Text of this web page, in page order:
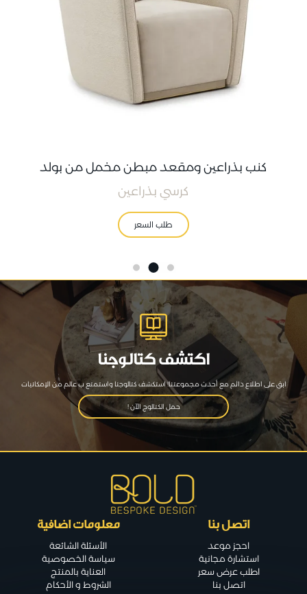
كنب بذراعين ومقعد مبطن مخمل من بولد
كرسي بذراعين
طلب السعر
اكتشف كتالوجنا
ابق على اطلاع دائم مع أحدث مجموعتنا! استكشف كتالوجنا واستمتع ب عالم من الإمكانيات
حمل الكتالوج الآن !
اتصل بنا
احجز موعد
استشارة مجانية
اطلب عرض سعر
اتصل بنا
معلومات اضافية
الأسئلة الشائعة
سياسة الخصوصية
العناية بالمنتج
الشروط و الأحكام